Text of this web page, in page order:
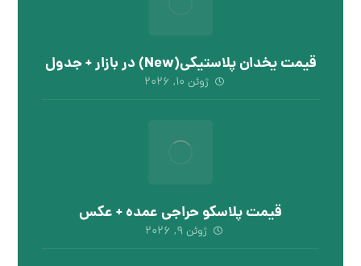
قیمت یخدان پلاستیکی(New) در بازار + جدول
ژوئن ۱۰, ۲۰۲۶
قیمت پلاسکو حراجی عمده + عکس
ژوئن ۹, ۲۰۲۶